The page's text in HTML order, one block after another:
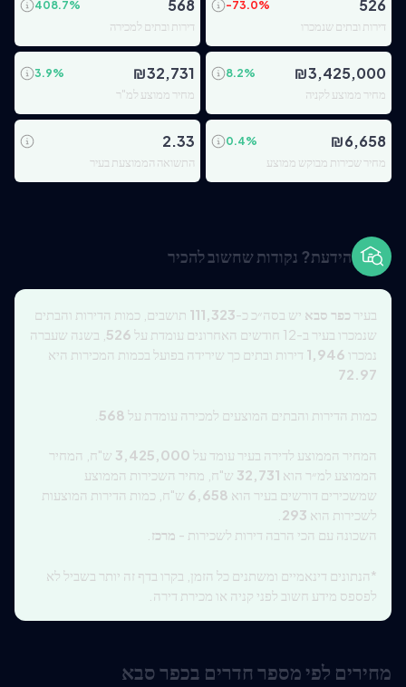
526
-73.0%
דירות ובתים שנמכרו
568
408.7%
דירות ובתים למכירה
₪3,425,000
8.2%
מחיר ממוצע לקניה
₪32,731
3.9%
מחיר ממוצע למ"ר
₪6,658
0.4%
מחיר שכירות מבוקש ממוצע
2.33
התשואה הממוצעת בעיר
הידעת? נקודות שחשוב להכיר
בעיר כפר סבא יש בסה״כ כ-111,323 תושבים, כמות הדירות והבתים
שנמכרו בעיר ב-12 חודשים האחרונים עומדת על
526 , בשנה שעברה
נמכרו 1,946 דירות ובתים כך שירידה בפועל בכמות המכירות היא
72.97
כמות הדירות והבתים המוצעים למכירה עומדת על 568
המחיר הממוצע לדירה בעיר עומד על 3,425,000 ש"ח, המחיר
הממוצע למ״ר הוא 32,731 ש"ח, מחיר השכירות הממוצע
שמשכירים דורשים בעיר הוא 6,658 ש"ח, כמות הדירות המוצעות
לשכירות הוא 293
השכונה עם הכי הרבה דירות לשכירות - מרכז
*הנתונים דינאמיים ומשתנים כל הזמן, בקרו בדף זה יותר בשביל לא
לפספס מידע חשוב לפני קניה או מכירת דירה.
מחירים לפי מספר חדרים בכפר סבא